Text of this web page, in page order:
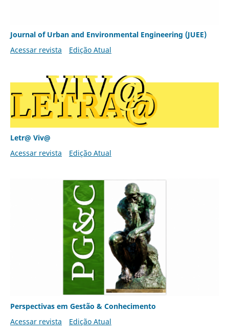
Journal of Urban and Environmental Engineering (JUEE)
Acessar revista
Edição Atual
Letr@ Viv@
Acessar revista
Edição Atual
Perspectivas em Gestão & Conhecimento
Acessar revista
Edição Atual